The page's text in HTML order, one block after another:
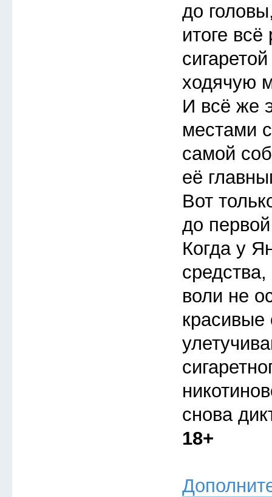
до
итоге
ходячую
И всё же
местами
самой
её
Вот
до
Когда у
воли не
снова
18+